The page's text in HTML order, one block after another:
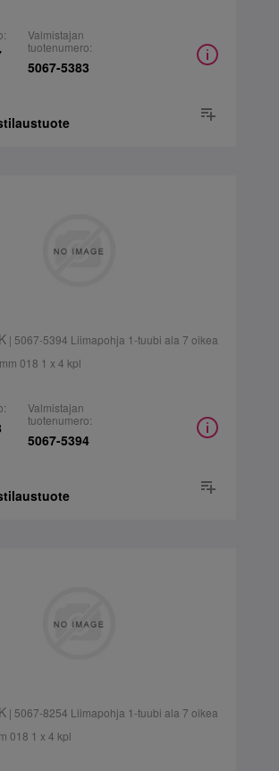
Valmistajan
tuotenumero:
5067-5383
| 5067-5394 Liimapohja 1-tuubi ala 7 oikea
018 1 x 4 kpl
Valmistajan
tuotenumero:
5067-5394
| 5067-8254 Liimapohja 1-tuubi ala 7 oikea
018 1 x 4 kpl